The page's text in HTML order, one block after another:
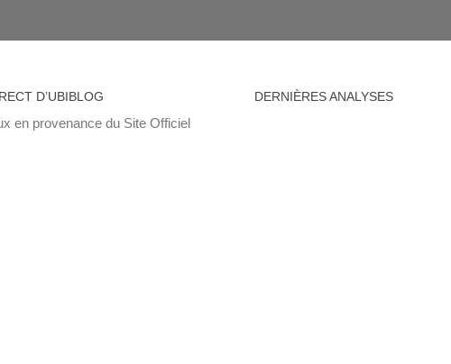
D’UBIBLOG
en provenance du Site Officiel
DERNIÈRES ANALYSES